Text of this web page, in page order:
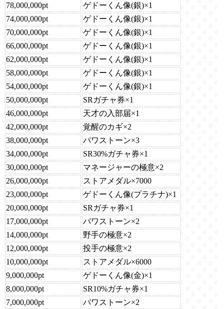
78,000,000pt
ゲドーくん像(銀)×1
74,000,000pt
ゲドーくん像(銀)×1
70,000,000pt
ゲドーくん像(銀)×1
66,000,000pt
ゲドーくん像(銀)×1
62,000,000pt
ゲドーくん像(銀)×1
58,000,000pt
ゲドーくん像(銀)×1
54,000,000pt
ゲドーくん像(銀)×1
50,000,000pt
SRガチャ券×1
46,000,000pt
天才の入部届×1
42,000,000pt
覚醒のカギ×2
38,000,000pt
パワストーン×3
34,000,000pt
SR30%ガチャ券×1
30,000,000pt
マネージャーの極意×2
26,000,000pt
ストアメダル×7000
23,000,000pt
ゲドーくん像(プラチナ)×1
20,000,000pt
SRガチャ券×1
17,000,000pt
パワストーン×2
14,000,000pt
野手の極意×2
12,000,000pt
投手の極意×2
10,000,000pt
ストアメダル×6000
9,000,000pt
ゲドーくん像(金)×1
8,000,000pt
SR10%ガチャ券×1
7,000,000pt
パワストーン×2